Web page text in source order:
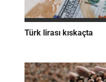
Türk lirası kıskaçta